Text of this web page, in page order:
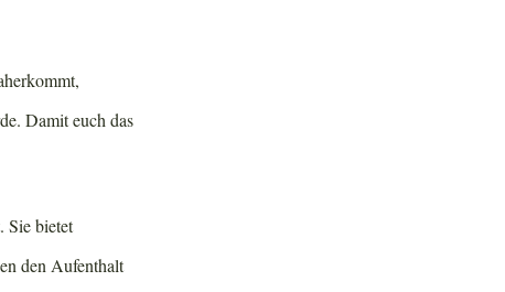
Damit euch das
Sie bietet
den Aufenthalt